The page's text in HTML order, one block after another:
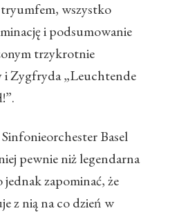
wszystko
i podsumowanie
trzykrotnie
i Zygfryda „Leuchtende
Sinfonieorchester Basel
pewnie niż legendarna
zapominać, że
z nią na co dzień w